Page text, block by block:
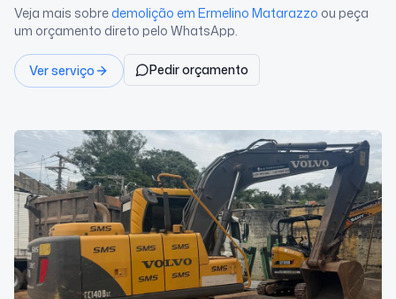
Veja mais sobredemolição em Ermelino Matarazzo ou peça
um orçamento direto pelo WhatsApp.
Ver serviço Pedir orçamento